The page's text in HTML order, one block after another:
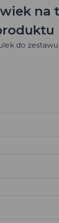
na
do